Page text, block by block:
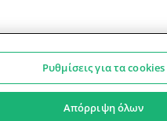
Προστασία Προσωπικών
Ο βοηθός μπορεί να κάνει
Ρυθμίσεις για τα cookies
Απόρριψη όλων